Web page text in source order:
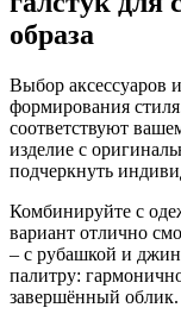
образа
Выбор аксессуаров
формирования
соответствуют
изделие с
подчеркнуть
Комбинируйте с
вариант отлично
– с рубашкой и
палитру:
завершённый облик.